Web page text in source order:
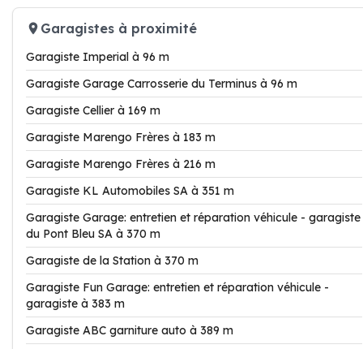
Garagistes à proximité
Garagiste Imperial à 96 m
Garagiste Garage Carrosserie du Terminus à 96 m
Garagiste Cellier à 169 m
Garagiste Marengo Frères à 183 m
Garagiste Marengo Frères à 216 m
Garagiste KL Automobiles SA à 351 m
Garagiste Garage: entretien et réparation véhicule - garagiste
du Pont Bleu SA à 370 m
Garagiste de la Station à 370 m
Garagiste Fun Garage: entretien et réparation véhicule -
garagiste à 383 m
Garagiste ABC garniture auto à 389 m